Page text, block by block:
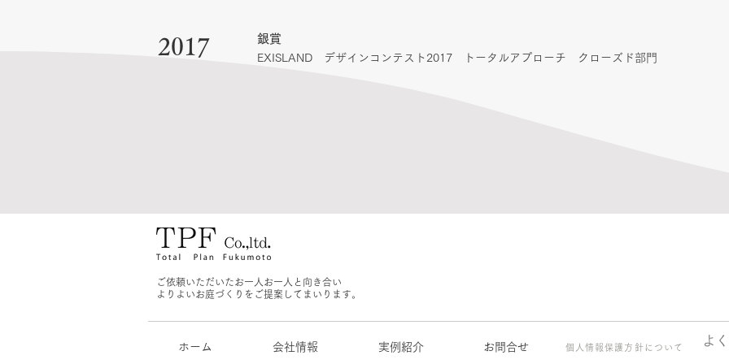
2017 銀賞
EXISLAND デザインコンテスト2017 トータルアプローチ クローズド部門
ご依頼いただいたお一人お一人と向き合い
よりよいお庭づくりをご提案してまいります。
ホーム 会社情報 実例紹介 お問合せ 個人情報保護方針について よ